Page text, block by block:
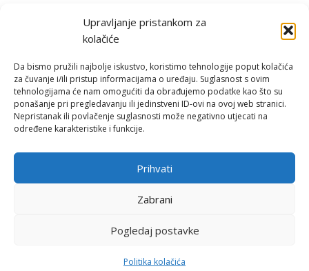
Upravljanje pristankom za
kolačiće
Da bismo pružili najbolje iskustvo, koristimo tehnologije poput kolačića
za čuvanje i/ili pristup informacijama o uređaju. Suglasnost s ovim
tehnologijama će nam omogućiti da obrađujemo podatke kao što su
ponašanje pri pregledavanju ili jedinstveni ID-ovi na ovoj web stranici.
Nepristanak ili povlačenje suglasnosti može negativno utjecati na
određene karakteristike i funkcije.
Prihvati
Zabrani
Pogledaj postavke
Politika kolačića
Navigacija
Starije objave
Email: rimeteoATyahoo.com
Politika privatnosti